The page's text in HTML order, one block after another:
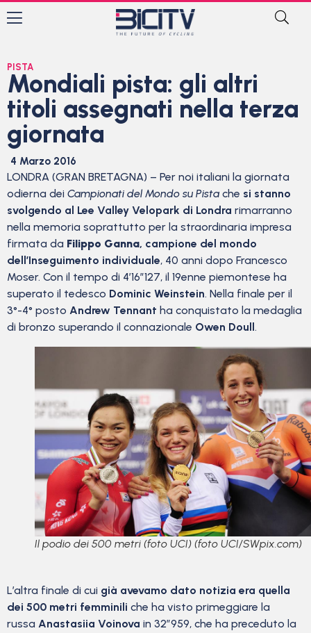
PISTA
Mondiali pista: gli altri
titoli assegnati nella terza
giornata
4 Marzo 2016
LONDRA (GRAN BRETAGNA) – Per noi italiani la giornata
odierna dei Campionati del Mondo su Pista che si stanno
svolgendo al Lee Valley Velopark di Londra rimarranno
nella memoria soprattutto per la straordinaria impresa
firmata da Filippo Ganna, campione del mondo
dell’Inseguimento individuale, 40 anni dopo Francesco
Moser. Con il tempo di 4’16″127, il 19enne piemontese ha
superato il tedesco Dominic Weinstein. Nella finale per il
3°-4° posto Andrew Tennant ha conquistato la medaglia
di bronzo superando il connazionale Owen Doull.
Il podio dei 500 metri (foto UCI) (foto UCI/SWpix.com)
L’altra finale di cui già avevamo dato notizia era quella
dei 500 metri femminili che ha visto primeggiare la
russa Anastasiia Voinova in 32”959, che ha preceduto la